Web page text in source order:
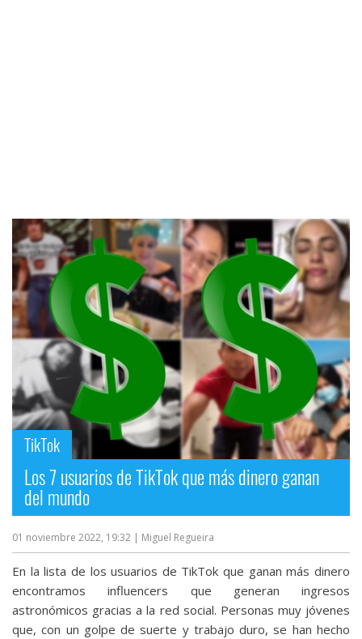
TikTok
Los 7 usuarios de TikTok que más dinero ganan
del mundo
01 noviembre 2022, 19:32 | Miguel Regueira
En la lista de los usuarios de TikTok que ganan más dinero
encontramos influencers que generan ingresos
astronómicos gracias a la red social. Personas muy jóvenes
que, con un golpe de suerte y trabajo duro, se han hecho